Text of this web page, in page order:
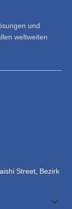
und
weltweiten
Street, Bezirk